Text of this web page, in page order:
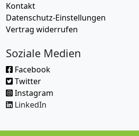
Kontakt
Datenschutz-Einstellungen
Vertrag widerrufen
Soziale Medien
Facebook
Twitter
Instagram
LinkedIn